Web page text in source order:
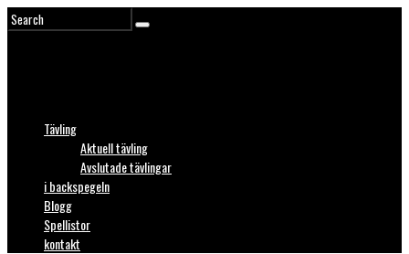
Tävling
Aktuell tävling
Avslutade tävlingar
i backspegeln
Blogg
Spellistor
kontakt